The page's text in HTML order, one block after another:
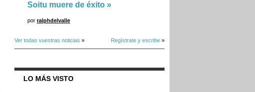
Soitu muere de éxito »
por ralphdelvalle
Ver todas vuestras noticias » Regístrate y escribe »
LO MÁS VISTO